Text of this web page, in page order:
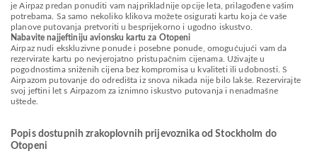
je Airpaz predan ponuditi vam najprikladnije opcije leta, prilagođene vašim
potrebama. Sa samo nekoliko klikova možete osigurati kartu koja će vaše
planove putovanja pretvoriti u besprijekorno i ugodno iskustvo.
Nabavite najjeftiniju avionsku kartu za Otopeni
Airpaz nudi ekskluzivne ponude i posebne ponude, omogućujući vam da
rezervirate kartu po nevjerojatno pristupačnim cijenama. Uživajte u
pogodnostima sniženih cijena bez kompromisa u kvaliteti ili udobnosti. S
Airpazom putovanje do odredišta iz snova nikada nije bilo lakše. Rezervirajte
svoj jeftini let s Airpazom za iznimno iskustvo putovanja i nenadmašne
uštede.
Popis dostupnih zrakoplovnih prijevoznika od Stockholm do
Otopeni